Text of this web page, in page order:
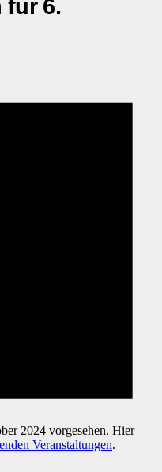
für 6.
2024 vorgesehen. Hier
Veranstaltungen.